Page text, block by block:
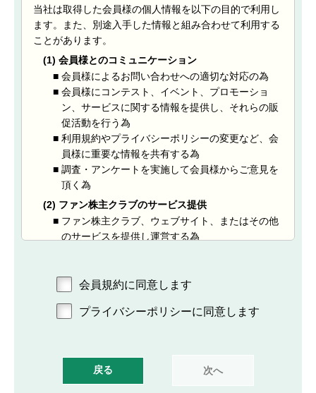
第３条 （本規約及びプライバシーポリシーへの同意）
１． 入会希望者は、本規約及びプライバシーポリシーの
内容を理解し同意のうえで、本クラブへの入会申し
込みを行うものとします。当社及び運営会社は、入
会希望者が入会申し込みの際、同意確認のチェック
ボックスをチェックした時点で、本規約及びプライ
バシーポリシーの内容に同意したものとし、当社が
審査の上、入会を承認した時点で入会希望者は会員
となり、当社との間で本サイト等及び本サービスに
関する利用契約が成立したものとみなします。な
お、入会希望者は、本規約及びプライバシーポリシ
ーへの同意の撤回を行う場合、いつでも所定の手続
ます。
会員は本規約に定める内容を誠実に遵守し、本サー
他法定代理人の事前の同意を得たうえで、入会申し
込みを行うものとします。
て成年と偽って本サービス及び本サイト等を利用し
た場合、その他行為能力者であることを信じさせる
ために詐術を用いた場合、本サービス及び本サイト
当社は取得した会員様の個人情報を以下の目的で利用し
ます。また、別途入手した情報と組み合わせて利用する
ことがあります。
(1) 会員様とのコミュニケーション
■ 会員様によるお問い合わせへの適切な対応の為
■ 会員様にコンテスト、イベント、プロモーショ
ン、サービスに関する情報を提供し、それらの販
促活動を行う為
■ 利用規約やプライバシーポリシーの変更など、会
員様に重要な情報を共有する為
■ 調査・アンケートを実施して会員様からご意見を
頂く為
(2) ファン株主クラブのサービス提供
■ ファン株主クラブ、ウェブサイト、またはその他
のサービスを提供し運営する為
を行う為
改善あるいは会員様満足度向上策等の検討とその
特定できない形態に加工した統計データを作成す
会員規約に同意します
プライバシーポリシーに同意します
戻る